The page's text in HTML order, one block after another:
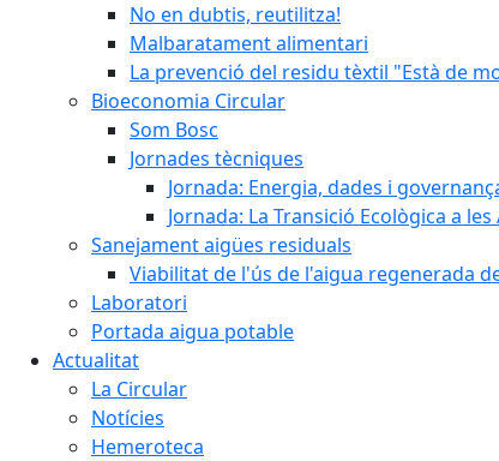
No en dubtis, reutilitza!
Malbaratament alimentari
La prevenció del residu tèxtil "Està de
Bioeconomia Circular
Som Bosc
Jornades tècniques
Jornada: Energia, dades i
Jornada: La Transició Ecològica a
Sanejament aigües residuals
Viabilitat de l'ús de l'aigua regenerada
Laboratori
Portada aigua potable
Actualitat
La Circular
Notícies
Hemeroteca